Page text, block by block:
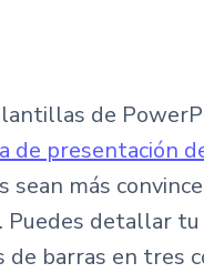
de
presentación
más
detallar
de barras en tres